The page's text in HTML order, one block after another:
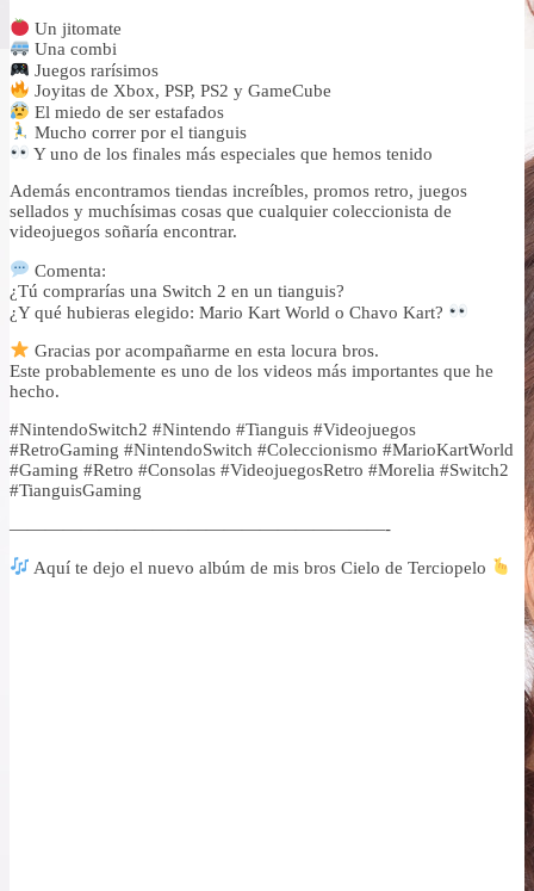
Un jitomate
Una combi
Juegos rarísimos
Joyitas de Xbox, PSP, PS2 y GameCube
El miedo de ser estafados
Mucho correr por el tianguis
Y uno de los finales más especiales que hemos tenido
Además encontramos tiendas increíbles, promos retro, juegos
sellados y muchísimas cosas que cualquier coleccionista de
videojuegos soñaría encontrar.
Comenta:
¿Tú comprarías una Switch 2 en un tianguis?
¿Y qué hubieras elegido: Mario Kart World o Chavo Kart?
Gracias por acompañarme en esta locura bros.
Este probablemente es uno de los videos más importantes que he
hecho.
#NintendoSwitch2 #Nintendo #Tianguis #Videojuegos
#RetroGaming #NintendoSwitch #Coleccionismo #MarioKartWorld
#Gaming #Retro #Consolas #VideojuegosRetro #Morelia #Switch2
#TianguisGaming
—————————————————————-
Aquí te dejo el nuevo albúm de mis bros Cielo de Terciopelo